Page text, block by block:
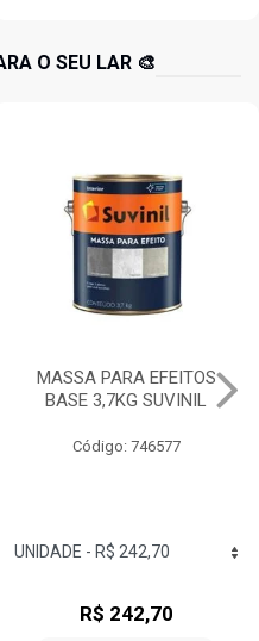
O SEU LAR 🎨
IQUINE DIATEX ACRILICA
15LT BALDE BRANCO NEVE
Código: 734826
R$ 141,12